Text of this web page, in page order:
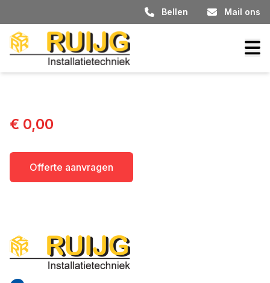
Bellen Mail ons
€ 0,00
Offerte aanvragen